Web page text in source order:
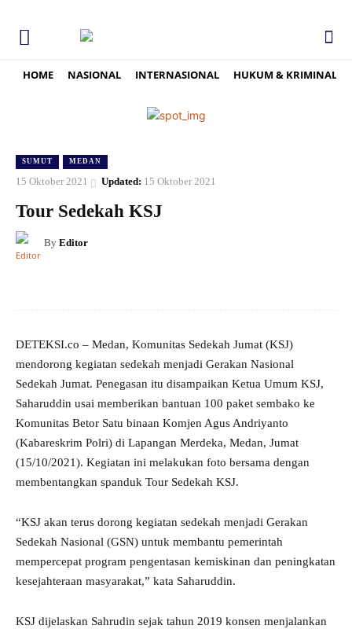
HOME NASIONAL INTERNASIONAL HUKUM & KRIMINAL
SUMUT MEDAN
15 Oktober 2021 Updated: 15 Oktober 2021
Tour Sedekah KSJ
By Editor
DETEKSI.co – Medan, Komunitas Sedekah Jumat (KSJ)
mendorong kegiatan sedekah menjadi Gerakan Nasional
Sedekah Jumat. Penegasan itu disampaikan Ketua Umum KSJ,
Saharuddin usai memberikan bantuan 100 paket sembako ke
Komunitas Betor Satu binaan Komjen Agus Andriyanto
(Kabareskrim Polri) di Lapangan Merdeka, Medan, Jumat
(15/10/2021). Kegiatan ini melakukan foto bersama dengan
membentangkan spanduk Tour Sedekah KSJ.
“KSJ akan terus dorong kegiatan sedekah menjadi Gerakan
Sedekah Nasional (GSN) untuk membantu pemerintah
mempercepat program pengentasan kemiskinan dan peningkatan
kesejahteraan masyarakat,” kata Saharuddin.
KSJ dijelaskan Sahrudin sejak tahun 2019 konsen menjalankan